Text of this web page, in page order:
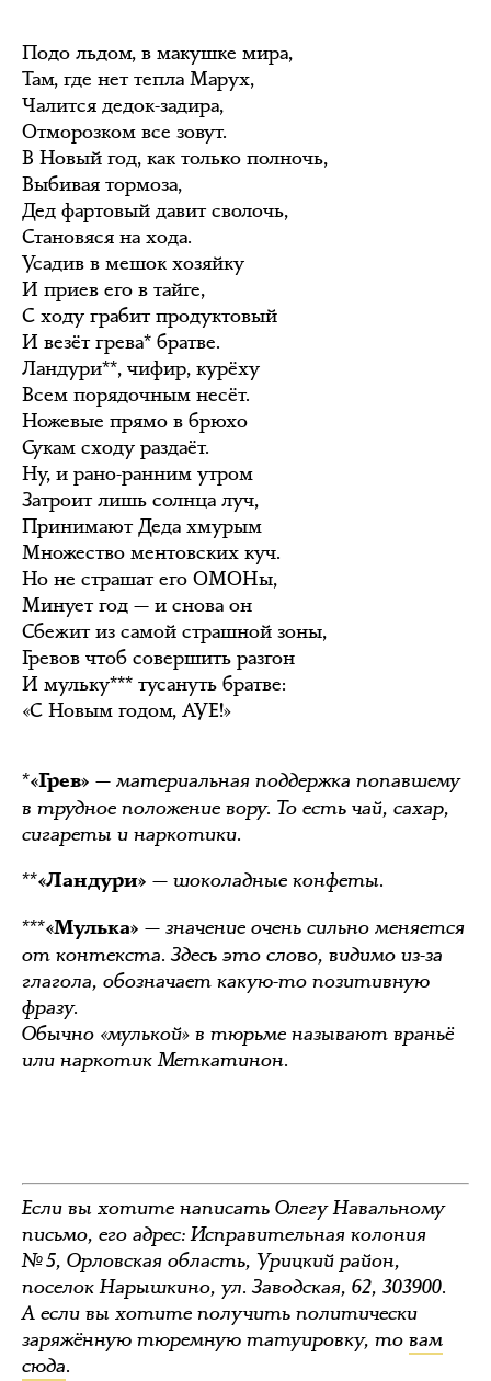
Подо льдом, в макушке мира,
Там, где нет тепла Марух,
Чалится дедок-задира,
Отморозком все зовут.
В Новый год, как только полночь,
Выбивая тормоза,
Дед фартовый давит сволочь,
Становяся на хода.
Усадив в мешок хозяйку
И приев его в тайге,
С ходу грабит продуктовый
И везёт грева* братве.
Ландури**, чифир, курёху
Всем порядочным несёт.
Ножевые прямо в брюхо
Сукам сходу раздаёт.
Ну, и рано-ранним утром
Затроит лишь солнца луч,
Принимают Деда хмурым
Множество ментовских куч.
Но не страшат его ОМОНы,
Минует год — и снова он
Сбежит из самой страшной зоны,
Гревов чтоб совершить разгон
И мульку*** тусануть братве:
«С Новым годом, АУЕ!»
*«Грев» — материальная поддержка попавшему
в трудное положение вору. То есть чай, сахар,
сигареты и наркотики.
**«Ландури» — шоколадные конфеты.
***«Мулька» — значение очень сильно меняется
от контекста. Здесь это слово, видимо из-за
глагола, обозначает какую-то позитивную
фразу.
Обычно «мулькой» в тюрьме называют враньё
или наркотик Меткатинон.
Если вы хотите написать Олегу Навальному
письмо, его адрес: Исправительная колония
№ 5, Орловская область, Урицкий район,
поселок Нарышкино, ул. Заводская, 62, 303900.
А если вы хотите получить политически
заряжённую тюремную татуировку, то вам
сюда.